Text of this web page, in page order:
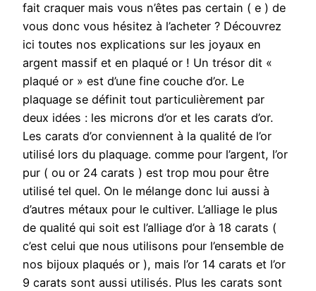
fait craquer mais vous n’êtes pas certain ( e ) de
vous donc vous hésitez à l’acheter ? Découvrez
ici toutes nos explications sur les joyaux en
argent massif et en plaqué or ! Un trésor dit «
plaqué or » est d’une fine couche d’or. Le
plaquage se définit tout particulièrement par
deux idées : les microns d’or et les carats d’or.
Les carats d’or conviennent à la qualité de l’or
utilisé lors du plaquage. comme pour l’argent, l’or
pur ( ou or 24 carats ) est trop mou pour être
utilisé tel quel. On le mélange donc lui aussi à
d’autres métaux pour le cultiver. L’alliage le plus
de qualité qui soit est l’alliage d’or à 18 carats (
c’est celui que nous utilisons pour l’ensemble de
nos bijoux plaqués or ), mais l’or 14 carats et l’or
9 carats sont aussi utilisés. Plus les carats sont